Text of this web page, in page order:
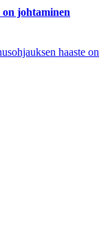
johtaminen
haaste on